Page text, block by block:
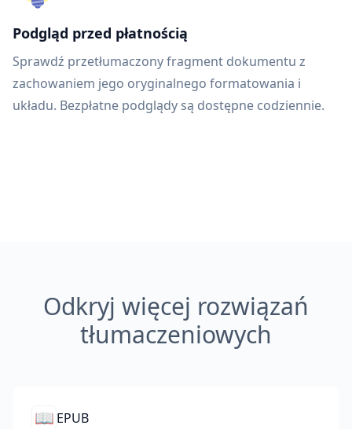
Podgląd przed płatnością
Sprawdź przetłumaczony fragment dokumentu z
zachowaniem jego oryginalnego formatowania i
układu. Bezpłatne podglądy są dostępne codziennie.
Odkryj więcej rozwiązań
tłumaczeniowych
📖 EPUB